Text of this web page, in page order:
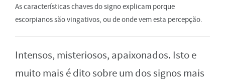
As características chaves do signo explicam porque
escorpianos são vingativos, ou de onde vem esta percepção.
Intensos, misteriosos, apaixonados. Isto e
muito mais é dito sobre um dos signos mais